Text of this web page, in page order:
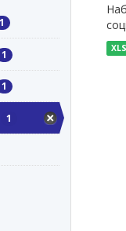
1
1
1
1